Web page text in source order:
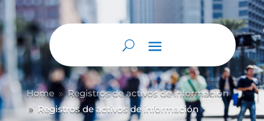
Home 9 Registros de activos de información
9 Registros de activos de información